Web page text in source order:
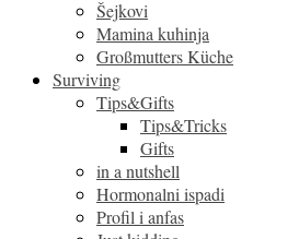
Šejkovi
Mamina kuhinja
Großmutters Küche
Surviving
Tips&Gifts
Tips&Tricks
Gifts
in a nutshell
Hormonalni ispadi
Profil i anfas